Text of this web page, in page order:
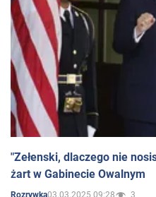
"Zełenski, dlaczego nie
żart w Gabinecie Owalnym
03.03.2025 09:28 3